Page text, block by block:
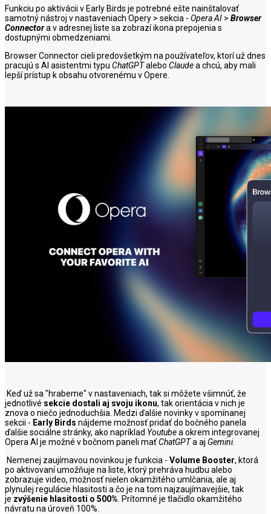
Funkciu po aktivácii v Early Birds je potrebné ešte nainštalovať
samotný nástroj v nastaveniach Opery > sekcia - Opera AI > Browser
Connectora v adresnej liste sa zobrazí ikona prepojenia s
dostupnými obmedzeniami.
Browser Connector cieli predovšetkým na používateľov, ktorí už dnes
pracujú s AI asistentmi typu ChatGPTalebo Claudea chcú, aby mali
lepší prístup k obsahu otvorenému v Opere.
Keď už sa "hrabeme" v nastaveniach, tak si môžete všimnúť, že
jednotlivé sekcie dostali aj svoju ikonu, tak orientácia v nich je
znova o niečo jednoduchšia. Medzi ďalšie novinky v spomínanej
sekcii - Early Birds nájdeme možnosť pridať do bočného panela
ďalšie sociálne stránky, ako napríklad Youtubea okrem integrovanej
Opera AI je možné v bočnom paneli maťChatGPTa aj Gemini.
Nemenej zaujímavou novinkou je funkcia - Volume Booster, ktorá
po aktivovaní umožňuje na liste, ktorý prehráva hudbu alebo
zobrazuje video, možnosť nielen okamžitého umlčania, ale aj
plynulej regulácie hlasitosti a čo je na tom najzaujímavejšie, tak
je zvýšenie hlasitosti o 500% . Prítomné je tlačidlo okamžitého
návratu na úroveň 100%.